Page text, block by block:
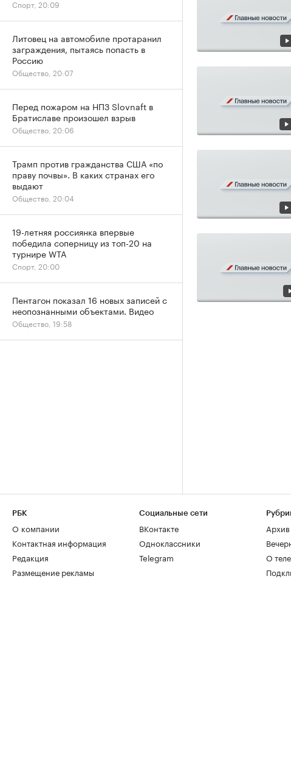
Спорт, 20:09
Литовец на автомобиле протаранил
заграждения, пытаясь попасть в
Россию
Общество, 20:07
Перед пожаром на НПЗ Slovnaft в
Братиславе произошел взрыв
Общество, 20:06
Трамп против гражданства США «по
праву почвы». В каких странах его
выдают
Общество, 20:04
19-летняя россиянка впервые
победила соперницу из топ-20 на
турнире WTA
Спорт, 20:00
Пентагон показал 16 новых записей с
неопознанными объектами. Видео
Общество, 19:58
РБК
О компании
Контактная информация
Редакция
Размещение рекламы
Социальные сети
ВКонтакте
Одноклассники
Telegram
О